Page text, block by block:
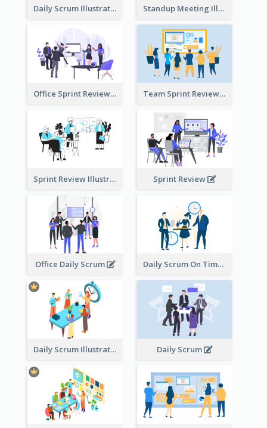
Daily Scrum Illustration Standup Meeting Illustration
Office Sprint Review Team Sprint Review
Sprint Review Illustration Sprint Review
Office Daily Scrum Daily Scrum On Time
Daily Scrum Illustration Daily Scrum